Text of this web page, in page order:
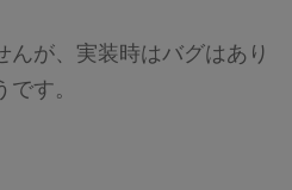
んが、実装時はバグはあり
す。